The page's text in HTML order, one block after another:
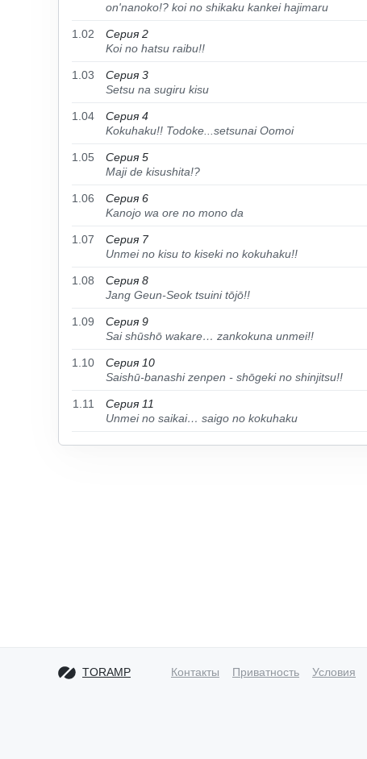
on'nanoko!? koi no shikaku kankei hajimaru
1.02
Серия 2
Koi no hatsu raibu!!
1.03
Серия 3
Setsu na sugiru kisu
1.04
Серия 4
Kokuhaku!! Todoke...setsunai Oomoi
1.05
Серия 5
Maji de kisushita!?
1.06
Серия 6
Kanojo wa ore no mono da
1.07
Серия 7
Unmei no kisu to kiseki no kokuhaku!!
1.08
Серия 8
Jang Geun-Seok tsuini tōjō!!
1.09
Серия 9
Sai shūshō wakare… zankokuna unmei!!
1.10
Серия 10
Saishū-banashi zenpen - shōgeki no shinjitsu!!
1.11
Серия 11
Unmei no saikai… saigo no kokuhaku
TORAMP Контакты Приватность Условия